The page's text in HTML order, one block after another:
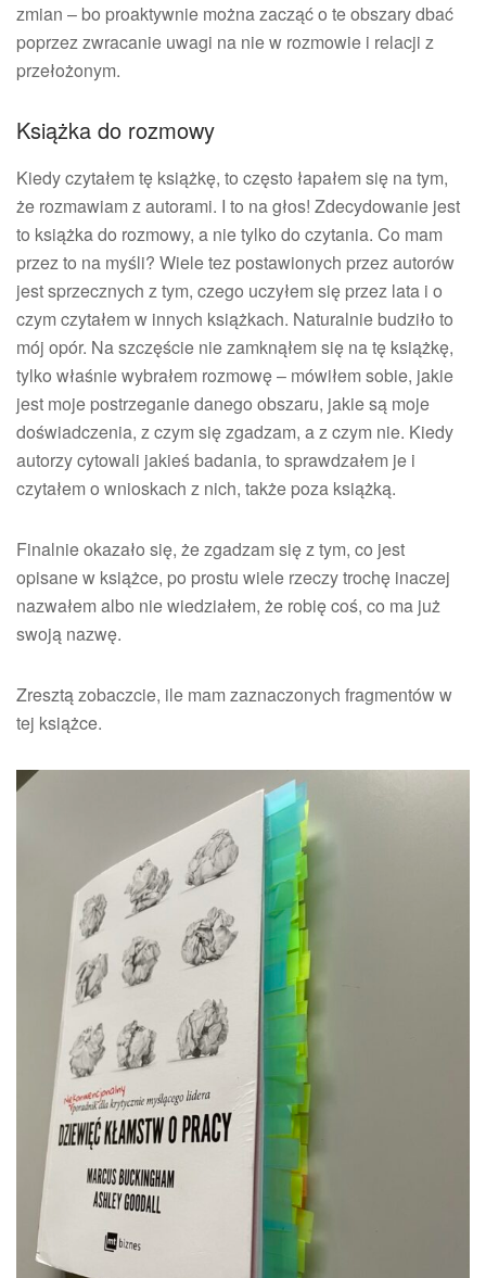
zmian – bo proaktywnie można zacząć o te obszary dbać
poprzez zwracanie uwagi na nie w rozmowie i relacji z
przełożonym.
Książka do rozmowy
Kiedy czytałem tę książkę, to często łapałem się na tym,
że rozmawiam z autorami. I to na głos! Zdecydowanie jest
to książka do rozmowy, a nie tylko do czytania. Co mam
przez to na myśli? Wiele tez postawionych przez autorów
jest sprzecznych z tym, czego uczyłem się przez lata i o
czym czytałem w innych książkach. Naturalnie budziło to
mój opór. Na szczęście nie zamknąłem się na tę książkę,
tylko właśnie wybrałem rozmowę – mówiłem sobie, jakie
jest moje postrzeganie danego obszaru, jakie są moje
doświadczenia, z czym się zgadzam, a z czym nie. Kiedy
autorzy cytowali jakieś badania, to sprawdzałem je i
czytałem o wnioskach z nich, także poza książką.
Finalnie okazało się, że zgadzam się z tym, co jest
opisane w książce, po prostu wiele rzeczy trochę inaczej
nazwałem albo nie wiedziałem, że robię coś, co ma już
swoją nazwę.
Zresztą zobaczcie, ile mam zaznaczonych fragmentów w
tej książce.